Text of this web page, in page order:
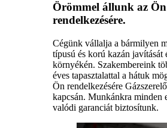
Örömmel állunk az Ön
rendelkezésére.
Cégünk vállalja a bármilyen
típusú és korú kazán javítását
környékén. Szakembereink
éves tapasztalattal a hátuk
Ön rendelkezésére
kapcsán. Munkánkra minden
valódi garanciát biztosítunk.